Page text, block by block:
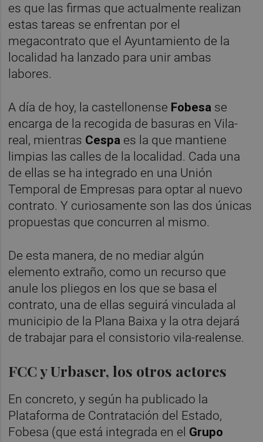
es que las firmas que actualmente realizan
estas tareas se enfrentan por el
megacontrato que el Ayuntamiento de la
localidad ha lanzado para unir ambas
labores.
A día de hoy, la castellonense Fobesa se
encarga de la recogida de basuras en Vila-
real, mientras Cespa es la que mantiene
limpias las calles de la localidad. Cada una
de ellas se ha integrado en una Unión
Temporal de Empresas para optar al nuevo
contrato. Y curiosamente son las dos únicas
propuestas que concurren al mismo.
De esta manera, de no mediar algún
elemento extraño, como un recurso que
anule los pliegos en los que se basa el
contrato, una de ellas seguirá vinculada al
municipio de la Plana Baixa y la otra dejará
de trabajar para el consistorio vila-realense.
FCC y Urbaser, los otros actores
En concreto, y según ha publicado la
Plataforma de Contratación del Estado,
Fobesa (que está integrada en el Grupo